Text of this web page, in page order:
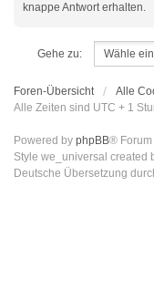
knappe Antwort erhalten.
Gehe zu:
Foren-Übersicht
Alle
Alle Zeiten sind UTC + 1
Powered by phpBB® Forum
Style we_universal created
Deutsche Übersetzung